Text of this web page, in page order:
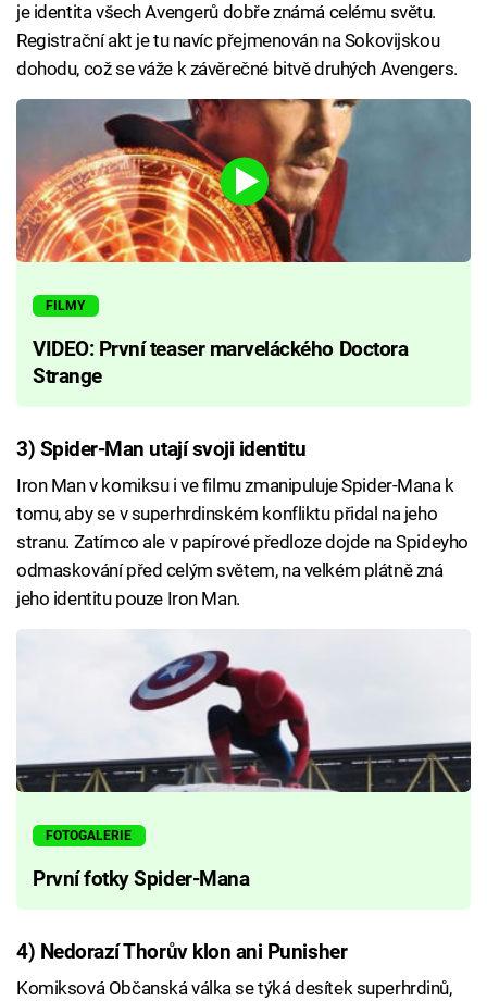
je identita všech Avengerů dobře známá celému světu.
Registrační akt je tu navíc přejmenován na Sokovijskou
dohodu, což se váže k závěrečné bitvě druhých Avengers.
FILMY
VIDEO: První teaser marveláckého Doctora
Strange
3) Spider-Man utají svoji identitu
Iron Man v komiksu i ve filmu zmanipuluje Spider-Mana k
tomu, aby se v superhrdinském konfliktu přidal na jeho
stranu. Zatímco ale v papírové předloze dojde na Spideyho
odmaskování před celým světem, na velkém plátně zná
jeho identitu pouze Iron Man.
FOTOGALERIE
První fotky Spider-Mana
4) Nedorazí Thorův klon ani Punisher
Komiksová Občanská válka se týká desítek superhrdinů,